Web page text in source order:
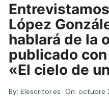
López
hablará de la
publicado
«El cielo de
By: Elescritor.es On:octubre